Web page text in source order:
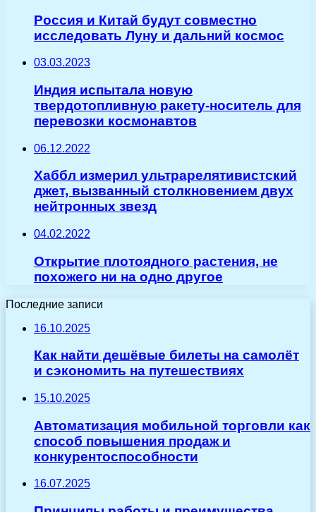
Россия и Китай будут совместно
исследовать Луну и дальний космос
03.03.2023
Индия испытала новую
твердотопливную ракету-носитель для
перевозки космонавтов
06.12.2022
Хаббл измерил ультрарелятивистский
джет, вызванный столкновением двух
нейтронных звезд
04.02.2022
Открытие плотоядного растения, не
похожего ни на одно другое
Последние записи
16.10.2025
Как найти дешёвые билеты на самолёт
и сэкономить на путешествиях
15.10.2025
Автоматизация мобильной торговли как
способ повышения продаж и
конкурентоспособности
16.07.2025